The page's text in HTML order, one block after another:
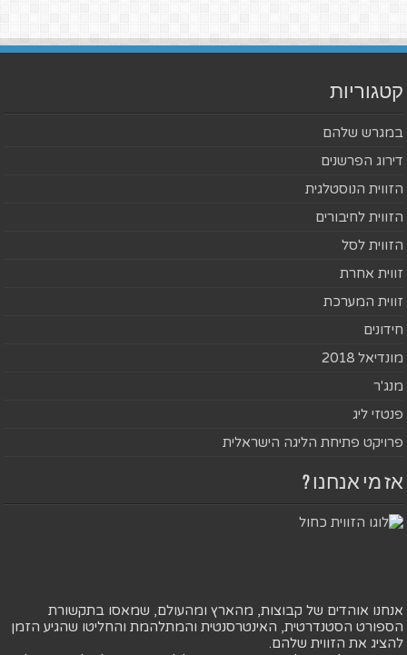
קטגוריות
במגרש שלהם
דירוג הפרשנים
הזווית הנוסטלגית
הזווית לחיבורים
הזווית לסל
זווית אחרת
זווית המערכת
חידונים
מונדיאל 2018
מנג'ר
פנטזי ליג
פרויקט פתיחת הליגה הישראלית
אז מי אנחנו ?
אנחנו אוהדים של קבוצות, מהארץ ומהעולם, שמאסו בתקשורת
הספורט הסטנדרטית, האינטרסנטית והמתלהמת והחליטו שהגיע הזמן
להציג את הזווית שלהם.